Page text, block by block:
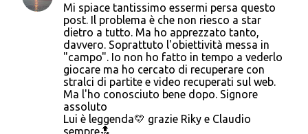
Mi spiace tantissimo essermi persa questo
post. Il problema è che non riesco a star
dietro a tutto. Ma ho apprezzato tanto,
davvero. Soprattuto l'obiettività messa in
"campo". Io non ho fatto in tempo a vederlo
giocare ma ho cercato di recuperare con
stralci di partite e video recuperati sul web.
Ma l'ho conosciuto bene dopo. Signore
assoluto
Lui è leggenda💛 grazie Riky e Claudio
sempre🔝